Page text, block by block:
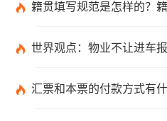
籍贯填写规范是怎样的？籍贯的正确填写规范
世界观点：物业不让进车报警有用吗？小区不让
汇票和本票的付款方式有什么不同？汇票和本票包含的交易